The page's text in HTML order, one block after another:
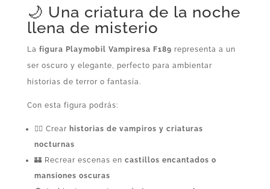
🌙 Una criatura de la noche
llena de misterio
La figura Playmobil Vampiresa F189 representa a un
ser oscuro y elegante, perfecto para ambientar
historias de terror o fantasía.
Con esta figura podrás:
🧛‍♀️ Crear historias de vampiros y criaturas
nocturnas
🏰 Recrear escenas en castillos encantados o
mansiones oscuras